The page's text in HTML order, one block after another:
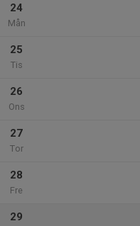
24
Mån
25
Tis
26
Ons
27
Tor
28
Fre
29